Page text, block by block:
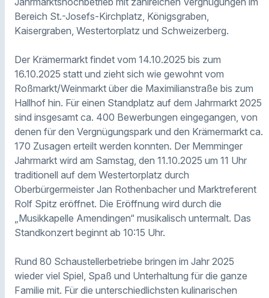
Bereich St.-Josefs-Kirchplatz, Königsgraben,
Kaisergraben, Westertorplatz und Schweizerberg.
Der Krämermarkt findet vom 14.10.2025 bis zum
16.10.2025 statt und zieht sich wie gewohnt vom
Roßmarkt/Weinmarkt über die Maximilianstraße bis zum
Hallhof hin. Für einen Standplatz auf dem Jahrmarkt 2025
sind insgesamt ca. 400 Bewerbungen eingegangen, von
denen für den Vergnügungspark und den Krämermarkt ca.
170 Zusagen erteilt werden konnten. Der Memminger
Jahrmarkt wird am Samstag, den 11.10.2025 um 11 Uhr
traditionell auf dem Westertorplatz durch
Oberbürgermeister Jan Rothenbacher und Marktreferent
Rolf Spitz eröffnet. Die Eröffnung wird durch die
„Musikkapelle Amendingen“ musikalisch untermalt. Das
Standkonzert beginnt ab 10:15 Uhr.
Rund 80 Schaustellerbetriebe bringen im Jahr 2025
wieder viel Spiel, Spaß und Unterhaltung für die ganze
Familie mit. Für die unterschiedlichsten kulinarischen